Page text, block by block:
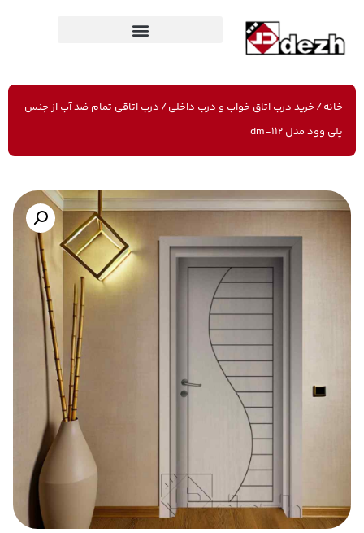
خانه/ خرید درب اتاق خواب و درب داخلی/ درب اتاقی تمام ضد آب از جنس
پلی وود مدل dm-112